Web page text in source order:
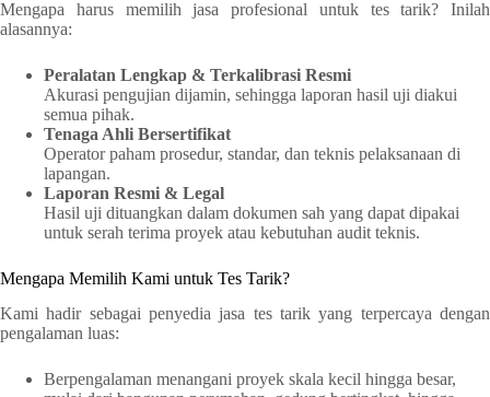
Mengapa harus memilih jasa profesional untuk tes tarik? Inilah
alasannya:
Peralatan Lengkap & Terkalibrasi Resmi
Akurasi pengujian dijamin, sehingga laporan hasil uji diakui
semua pihak.
Tenaga Ahli Bersertifikat
Operator paham prosedur, standar, dan teknis pelaksanaan di
lapangan.
Laporan Resmi & Legal
Hasil uji dituangkan dalam dokumen sah yang dapat dipakai
untuk serah terima proyek atau kebutuhan audit teknis.
Mengapa Memilih Kami untuk Tes Tarik?
Kami hadir sebagai penyedia jasa tes tarik yang terpercaya dengan
pengalaman luas:
Berpengalaman menangani proyek skala kecil hingga besar,